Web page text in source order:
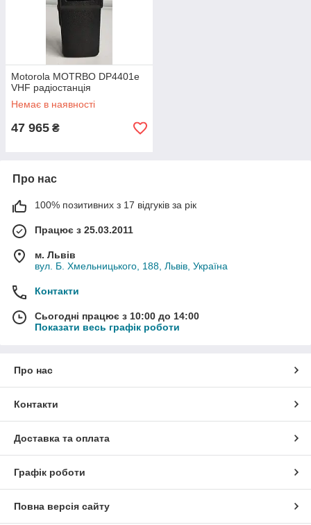
Motorola MOTRBO DP4401e
VHF радіостанція
Немає в наявності
47 965 ₴
Про нас
100% позитивних з 17 відгуків за рік
Працює з 25.03.2011
м. Львів
вул. Б. Хмельницького, 188, Львів, Україна
Контакти
Сьогодні працює з 10:00 до 14:00
Показати весь графік роботи
Про нас
Контакти
Доставка та оплата
Графік роботи
Повна версія сайту